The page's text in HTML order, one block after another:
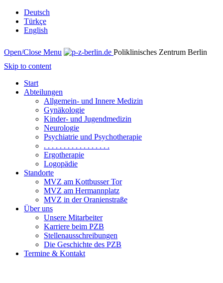
Deutsch
Türkçe
English
Open/Close Menu
Poliklinisches Zentrum Berlin
Skip to content
Start
Abteilungen
Allgemein- und Innere Medizin
Gynäkologie
Kinder- und Jugendmedizin
Neurologie
Psychiatrie und Psychotherapie
. . . . . . . . . . . . . . . . .
Ergotherapie
Logopädie
Standorte
MVZ am Kottbusser Tor
MVZ am Hermannplatz
MVZ in der Oranienstraße
Über uns
Unsere Mitarbeiter
Karriere beim PZB
Stellenausschreibungen
Die Geschichte des PZB
Termine & Kontakt